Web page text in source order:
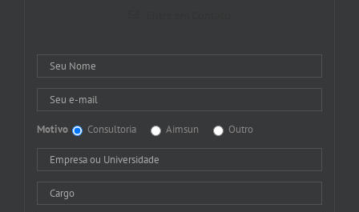
Motivo Consultoria Aimsun Outro